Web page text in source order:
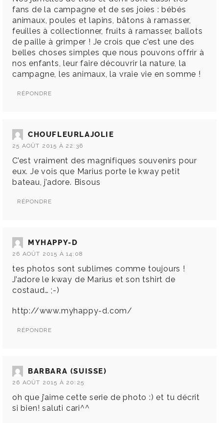
fans de la campagne et de ses joies : bébés
animaux, poules et lapins, bâtons à ramasser,
feuilles à collectionner, fruits à ramasser, ballots
de paille à grimper ! Je crois que c’est une des
belles choses simples que nous pouvons offrir à
nos enfants, leur faire découvrir la nature, la
campagne, les animaux, la vraie vie en somme !
RÉPONDRE
CHOUFLEURLAJOLIE
25 AOÛT 2015 À 22:36
C’est vraiment des magnifiques souvenirs pour
eux. Je vois que Marius porte le kway petit
bateau, j’adore. Bisous
RÉPONDRE
MYHAPPY-D
26 AOÛT 2015 À 14:08
tes photos sont sublimes comme toujours !
J’adore le kway de Marius et son tshirt de
costaud… ;-)
http://www.myhappy-d.com/
RÉPONDRE
BARBARA (SUISSE)
26 AOÛT 2015 À 20:25
oh que j’aime cette serie de photo :) et tu décrit
si bien! saluti cari^^